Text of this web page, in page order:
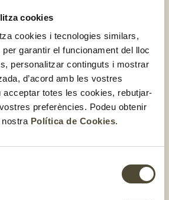
cookies
cookies i tecnologies similars,
garantir el funcionament del lloc
personalitzar continguts i mostrar
d’acord amb les vostres
acceptar totes les cookies, rebutjar-
preferències. Podeu obtenir
Política de Cookies.
carbassó i